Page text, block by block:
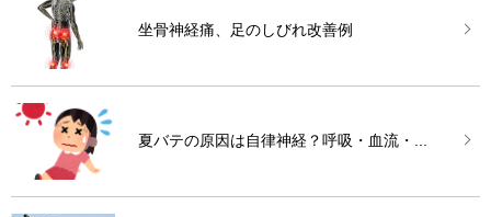
坐骨神経痛、足のしびれ改善例
夏バテの原因は自律神経？呼吸・血流・...